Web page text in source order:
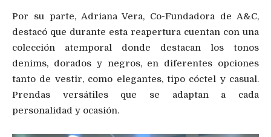
Por su parte, Adriana Vera, Co-Fundadora de A&C,
destacó que durante esta reapertura cuentan con una
colección atemporal donde destacan los tonos
denims, dorados y negros, en diferentes opciones
tanto de vestir, como elegantes, tipo cóctel y casual.
Prendas versátiles que se adaptan a cada
personalidad y ocasión.